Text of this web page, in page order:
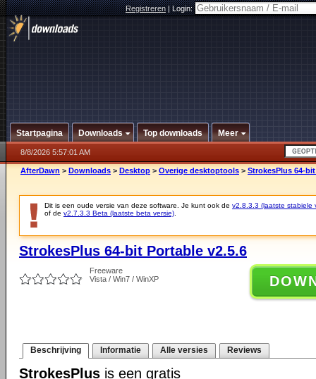
Registreren|Login:
Startpagina Downloads Top downloads Meer
8/8/2026 5:57:01 AM
AfterDawn > Downloads > Desktop > Overige desktoptools > StrokesPlus 64-
Dit is een oude versie van deze software. Je kunt ook de v2.8.3.3 (laatste stabiele
of de v2.7.3.3 Beta (laatste beta versie)
StrokesPlus 64-bit Portable v2.5.6
Freeware
Vista / Win7 / WinXP
Beschrijving Informatie Alle versies Reviews
StrokesPlus is een gratis